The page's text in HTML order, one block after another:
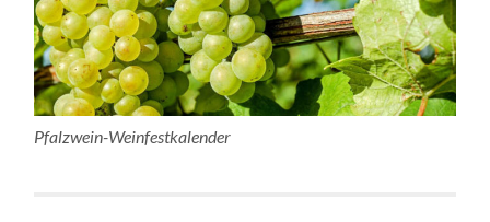
Pfalzwein-Weinfestkalender